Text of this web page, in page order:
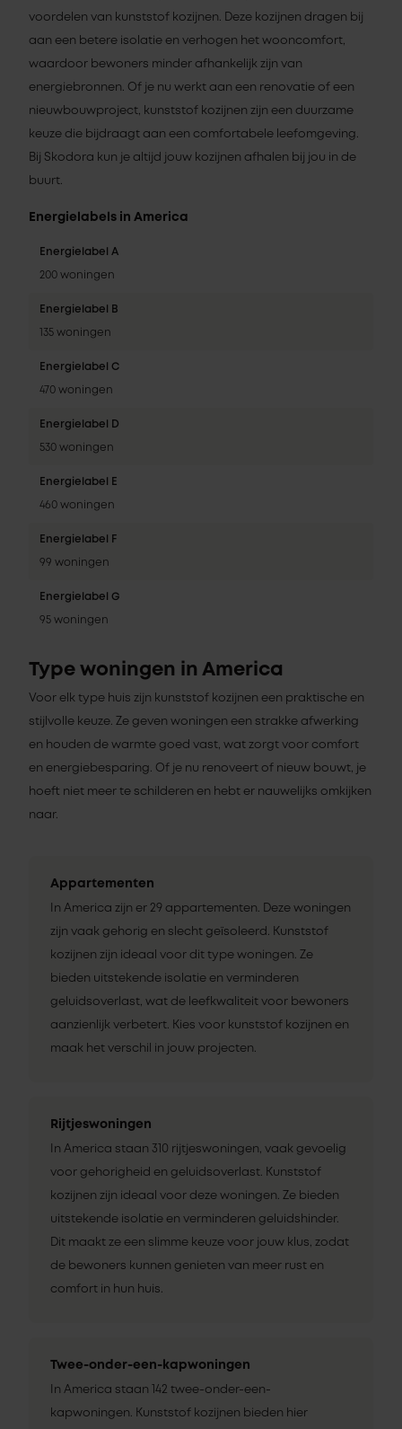
voordelen van kunststof kozijnen. Deze kozijnen dragen bij
aan een betere isolatie en verhogen het wooncomfort,
waardoor bewoners minder afhankelijk zijn van
energiebronnen. Of je nu werkt aan een renovatie of een
nieuwbouwproject, kunststof kozijnen zijn een duurzame
keuze die bijdraagt aan een comfortabele leefomgeving.
Bij Skodora kun je altijd jouw kozijnen afhalen bij jou in de
buurt.
Energielabels in America
Energielabel A
200 woningen
Energielabel B
135 woningen
Energielabel C
470 woningen
Energielabel D
530 woningen
Energielabel E
460 woningen
Energielabel F
99 woningen
Energielabel G
95 woningen
Type woningen in America
Voor elk type huis zijn kunststof kozijnen een praktische en
stijlvolle keuze. Ze geven woningen een strakke afwerking
en houden de warmte goed vast, wat zorgt voor comfort
en energiebesparing. Of je nu renoveert of nieuw bouwt, je
hoeft niet meer te schilderen en hebt er nauwelijks omkijken
naar.
Appartementen
In America zijn er 29 appartementen. Deze woningen
zijn vaak gehorig en slecht geïsoleerd. Kunststof
kozijnen zijn ideaal voor dit type woningen. Ze
bieden uitstekende isolatie en verminderen
geluidsoverlast, wat de leefkwaliteit voor bewoners
aanzienlijk verbetert. Kies voor kunststof kozijnen en
maak het verschil in jouw projecten.
Rijtjeswoningen
In America staan 310 rijtjeswoningen, vaak gevoelig
voor gehorigheid en geluidsoverlast. Kunststof
kozijnen zijn ideaal voor deze woningen. Ze bieden
uitstekende isolatie en verminderen geluidshinder.
Dit maakt ze een slimme keuze voor jouw klus, zodat
de bewoners kunnen genieten van meer rust en
comfort in hun huis.
Twee-onder-een-kapwoningen
In America staan 142 twee-onder-een-
kapwoningen. Kunststof kozijnen bieden hier